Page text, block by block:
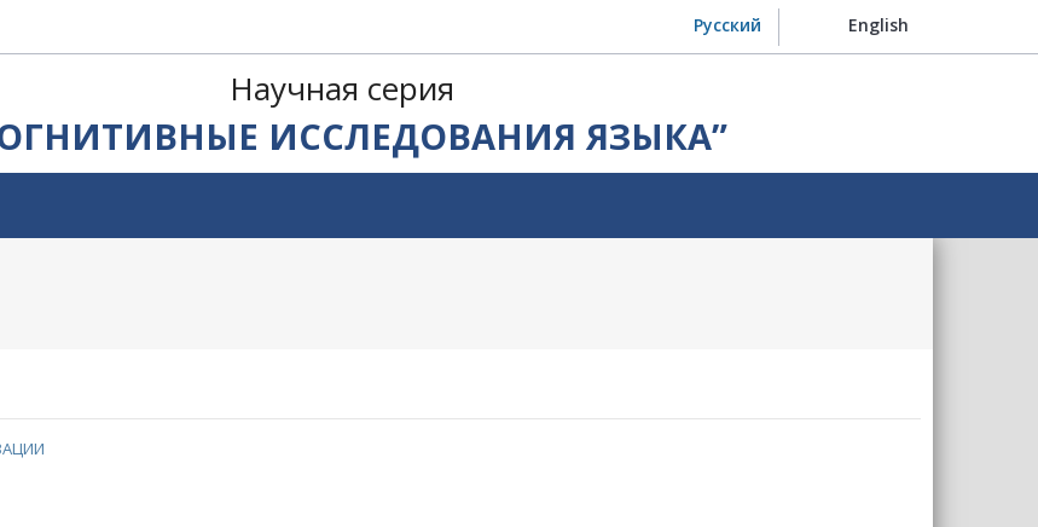
Русский English
Научная серия
ИССЛЕДОВАНИЯ ЯЗЫКА”